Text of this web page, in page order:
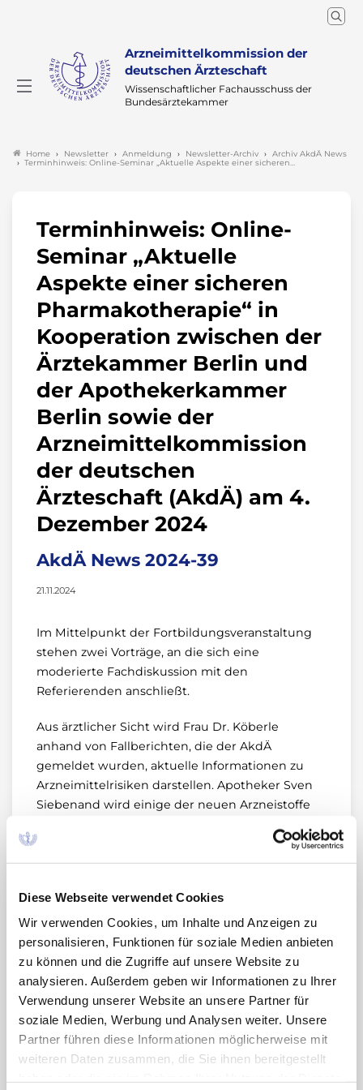
Diese Webseite verwendet Cookies
Wir verwenden Cookies, um Inhalte und Anzeigen zu
personalisieren, Funktionen für soziale Medien anbieten
zu können und die Zugriffe auf unsere Website zu
analysieren. Außerdem geben wir Informationen zu Ihrer
Verwendung unserer Website an unsere Partner für
soziale Medien, Werbung und Analysen weiter. Unsere
Partner führen diese Informationen möglicherweise mit
weiteren Daten zusammen, die Sie ihnen bereitgestellt
Arzneimittelkommission der
deutschen Ärzteschaft
Wissenschaftlicher Fachausschuss der
Bundesärztekammer
Home Newsletter Anmeldung Newsletter-Archiv
Archiv AkdÄ News
Terminhinweis: Online-Seminar „Aktuelle Aspekte einer sicheren…
Terminhinweis: Online-
Seminar „Aktuelle
Aspekte einer sicheren
Pharmakotherapie“ in
Kooperation zwischen der
Ärztekammer Berlin und
der Apothekerkammer
Berlin sowie der
Arzneimittelkommission
der deutschen
Ärzteschaft (AkdÄ) am 4.
Dezember 2024
AkdÄ News 2024-39
21.11.2024
Im Mittelpunkt der Fortbildungsveranstaltung
stehen zwei Vorträge, an die sich eine
moderierte Fachdiskussion mit den
Referierenden anschließt.
Aus ärztlicher Sicht wird Frau Dr. Köberle
anhand von Fallberichten, die der AkdÄ
gemeldet wurden, aktuelle Informationen zu
Arzneimittelrisiken darstellen. Apotheker Sven
Siebenand wird einige der neuen Arzneistoffe
Referenten:
Dr. med. Ursula Köberle, Fachärztin für
Psychiatrie und Psychotherapie,
Bundesärztekammer, Berlin
Sven Siebenand, Apotheker und
Chefredakteur PZ, Avoxa – Mediengruppe
Deutscher Apotheker GmbH, Apothekerhaus
Eschborn
Wissenschaftliche Leitung: